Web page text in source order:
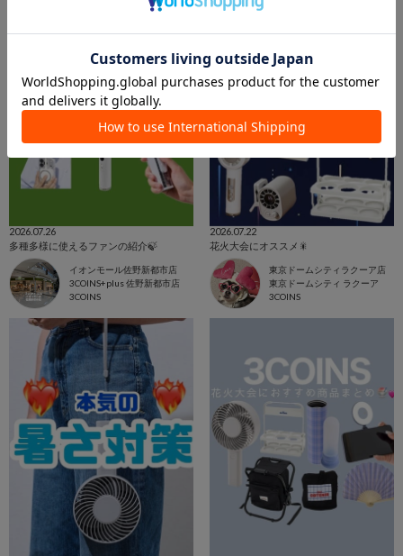
2026.07.26
多種多様に使えるファンの紹介🍃
イオンモール佐野新都市店
3COINS+plus 佐野新都市店
3COINS
2026.07.22
花火大会にオススメ🎇
東京ドームシティラクーア店
東京ドームシティ ラクーア
3COINS